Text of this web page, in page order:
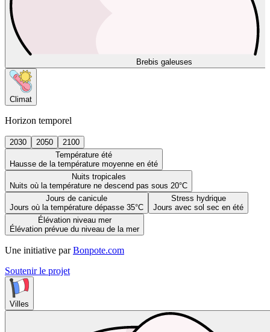
Brebis galeuses
Climat
Horizon temporel
2030 2050
2100
Température été
Hausse de la température moyenne en été
Nuits tropicales
Nuits où la température ne descend pas sous 20°C
Jours de canicule
Jours où la température dépasse 35°C
Stress hydrique
Jours avec sol sec en été
Élévation niveau mer
Élévation prévue du niveau de la mer
Une initiative par Bonpote.com
Soutenir le projet
Villes